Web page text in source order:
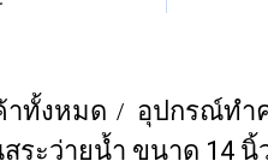
าทั้งหมด อุปกรณ์ทำ
ระว่ายน้ำ ขนาด 14